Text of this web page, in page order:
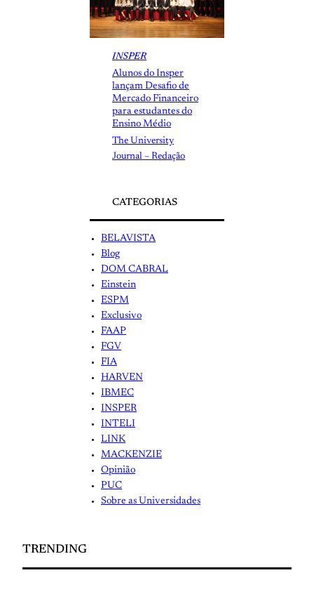
INSPER
Alunos do Insper
lançam Desafio de
Mercado Financeiro
para estudantes do
Ensino Médio
The University
Journal – Redação
CATEGORIAS
BELAVISTA
Blog
DOM CABRAL
Einstein
ESPM
Exclusivo
FAAP
FGV
FIA
HARVEN
IBMEC
INSPER
INTELI
LINK
MACKENZIE
Opinião
PUC
Sobre as Universidades
TRENDING